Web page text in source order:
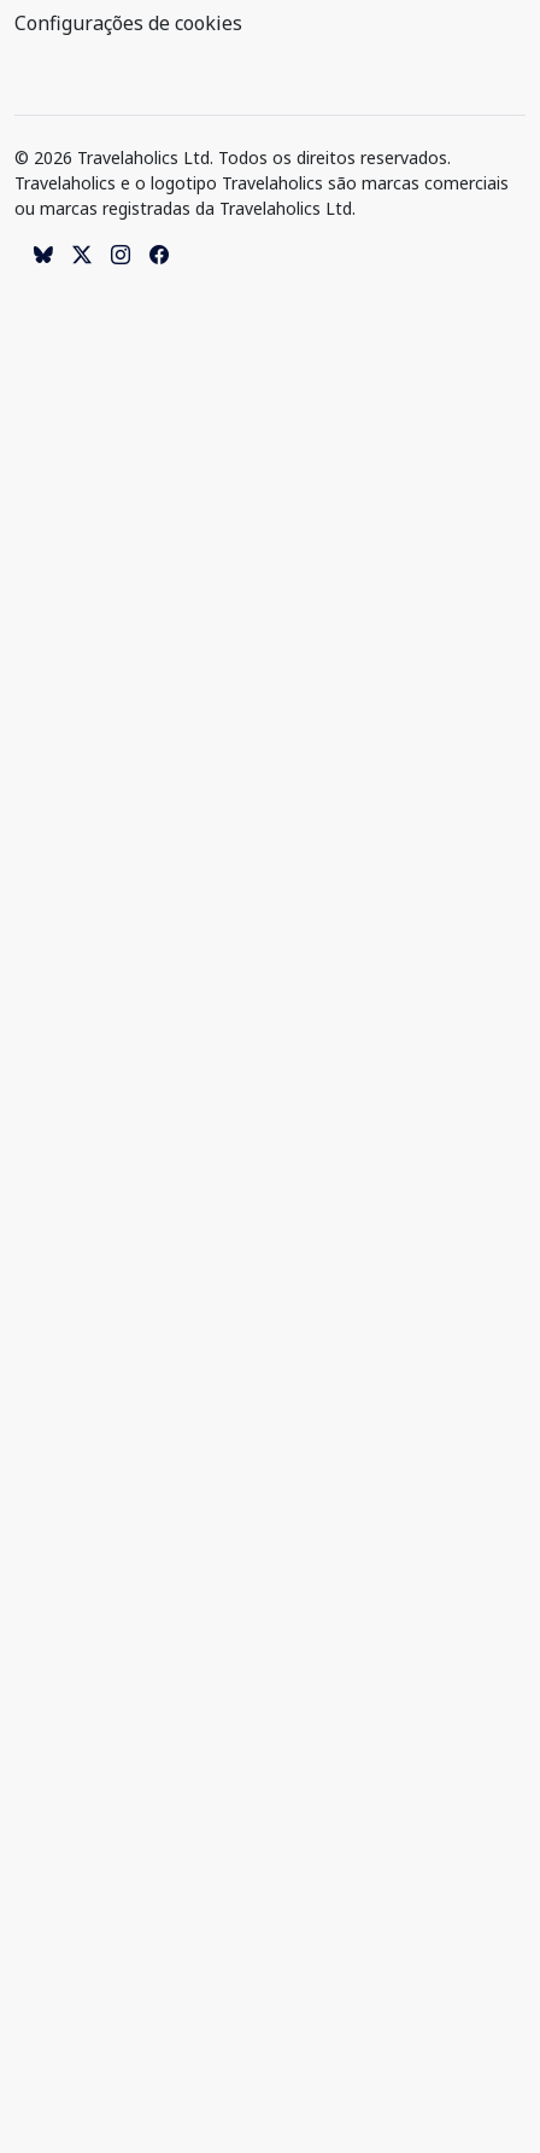
Configurações de cookies
© 2026 Travelaholics Ltd. Todos os direitos reservados.
Travelaholics e o logotipo Travelaholics são marcas comerciais
ou marcas registradas da Travelaholics Ltd.